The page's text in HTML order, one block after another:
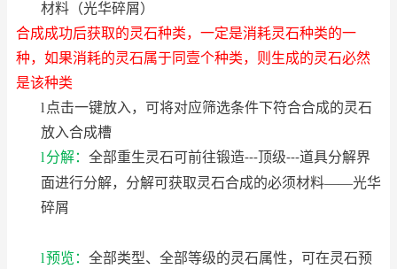
材料（光华碎屑）
合成成功后获取的灵石种类，一定是消耗灵石种类的一
种，如果消耗的灵石属于同壹个种类，则生成的灵石必然
是该种类
l 点击一键放入，可将对应筛选条件下符合合成的灵石
放入合成槽
l 分解： 全部重生灵石可前往锻造---顶级---道具分解界
面进行分解，分解可获取灵石合成的必须材料——光华
碎屑
l预览： 全部类型、全部等级的灵石属性，可在灵石预